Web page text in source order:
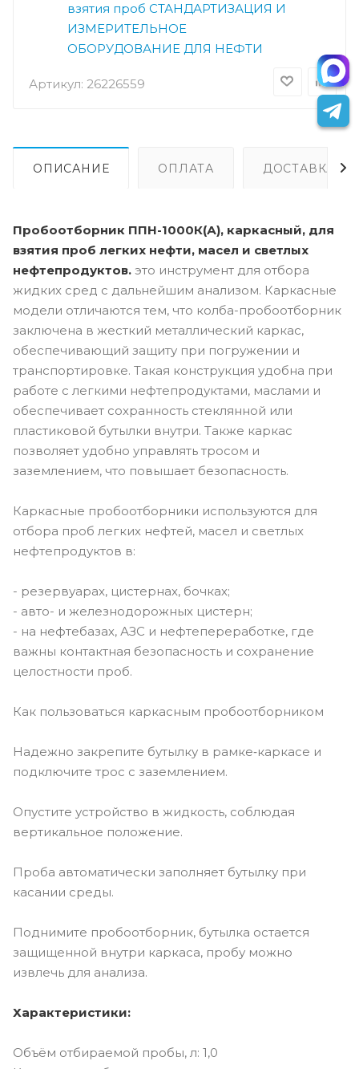
Артикул: 26226559
взятия проб СТАНДАРТИЗАЦИЯ И
ИЗМЕРИТЕЛЬНОЕ
ОБОРУДОВАНИЕ ДЛЯ НЕФТИ
ОПИСАНИЕ ОПЛАТА ДОСТАВКА
Пробоотборник ППН-1000К(А), каркасный, для
взятия проб легких нефти, масел и светлых
нефтепродуктов. это инструмент для отбора
жидких сред с дальнейшим анализом. Каркасные
модели отличаются тем, что колба-пробоотборник
заключена в жесткий металлический каркас,
обеспечивающий защиту при погружении и
транспортировке. Такая конструкция удобна при
работе с легкими нефтепродуктами, маслами и
обеспечивает сохранность стеклянной или
пластиковой бутылки внутри. Также каркас
позволяет удобно управлять тросом и
заземлением, что повышает безопасность.
Каркасные пробоотборники используются для
отбора проб легких нефтей, масел и светлых
нефтепродуктов в:
- резервуарах, цистернах, бочках;
- авто- и железнодорожных цистерн;
- на нефтебазах, АЗС и нефтепереработке, где
важны контактная безопасность и сохранение
целостности проб.
Как пользоваться каркасным пробоотборником
Надежно закрепите бутылку в рамке‑каркасе и
подключите трос с заземлением.
Опустите устройство в жидкость, соблюдая
вертикальное положение.
Проба автоматически заполняет бутылку при
касании среды.
Поднимите пробоотборник, бутылка остается
защищенной внутри каркаса, пробу можно
извлечь для анализа.
Характеристики:
Объём отбираемой пробы, л: 1,0